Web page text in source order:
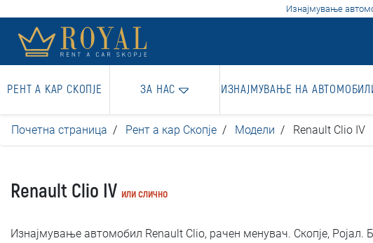
Изнајмување
РЕНТ А КАР СКОПЈЕ ЗА НАС ИЗНАЈМУВАЊЕ НА
Почетна страница Рент а кар Скопје Модели Renault Clio IV
Renault Clio IV или слично
Изнајмување автомобил Renault Clio, рачен менувач. Скопје, Ројал.